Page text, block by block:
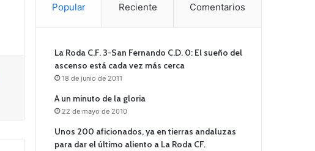
Popular Reciente Comentarios
La Roda C.F. 3-San Fernando C.D. 0: El sueño del
ascenso está cada vez más cerca
18 de junio de 2011
A un minuto de la gloria
22 de mayo de 2010
Unos 200 aficionados, ya en tierras andaluzas
para dar el último aliento a La Roda CF.